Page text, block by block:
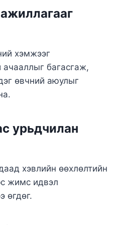
хэмжээг
ачааллыг багасгаж,
өвчний аюулыг
урьдчилан
хэвлийн өөхлөлтийн
жимс идвэл
өгдөг.